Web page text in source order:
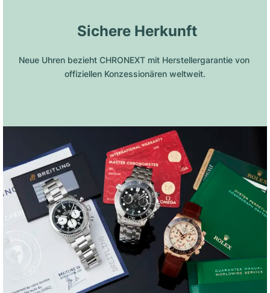
Sichere Herkunft
Neue Uhren bezieht CHRONEXT mit Herstellergarantie von
offiziellen Konzessionären weltweit.